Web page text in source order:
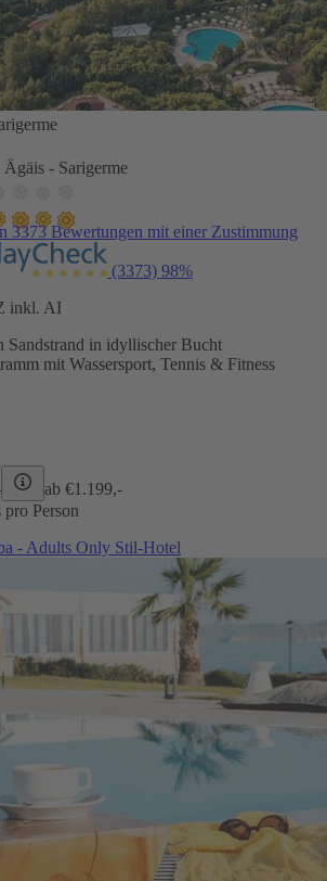
- Sarigerme
3373 Bewertungen mit einer Zustimmung
(3373) 98%
inkl. AI
Sandstrand in idyllischer Bucht
mit Wassersport, Tennis & Fitness
ab €1.199,-
pro Person
- Adults Only Stil-Hotel